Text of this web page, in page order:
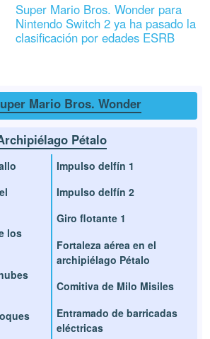
Super Mario Bros. Wonder para
Nintendo Switch 2 ya ha pasado la
clasificación por edades ESRB
Mario Bros. Wonder
Pétalo
los
Impulso delfín 1
Impulso delfín 2
Giro flotante 1
Fortaleza aérea en el
archipiélago Pétalo
Comitiva de Milo Misiles
Entramado de barricadas
eléctricas